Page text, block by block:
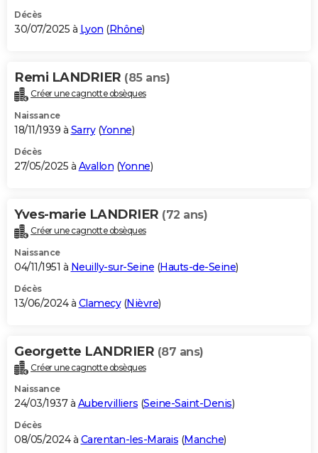
S'inscrire
Se connecter
Lycées
Collèges
Primaires
Universités
Entreprises
Service militaire
Avis de recherche
AVIS DE DÉCÈS
Bricolage
Lifestyle
Culture
Sport
Auto
Television
Voyage
Cinema
Décès
30/07/2025 à Lyon (Rhône)
Remi LANDRIER (85 ans)
Créer une cagnotte obsèques
Naissance
18/11/1939 à Sarry(Yonne)
Décès
27/05/2025 à Avallon (Yonne)
Yves-marie LANDRIER (72 ans)
Créer une cagnotte obsèques
Naissance
04/11/1951 à Neuilly-sur-Seine (Hauts-de-Seine)
Décès
13/06/2024 à Clamecy(Nièvre)
Georgette LANDRIER (87 ans)
Créer une cagnotte obsèques
Naissance
24/03/1937 à Aubervilliers (Seine-Saint-Denis)
Décès
08/05/2024 à Carentan-les-Marais (Manche)